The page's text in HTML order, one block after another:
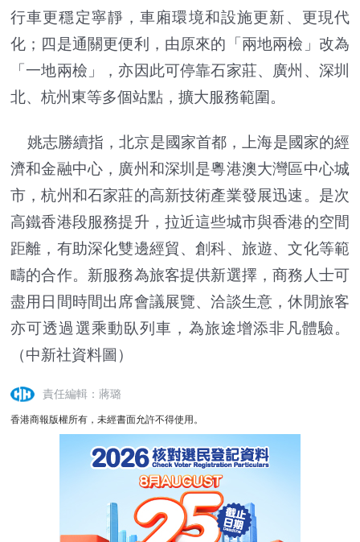
行車更穩定寧靜，車廂環境和設施更新、更現代
化；四是通關更便利，由原來的「兩地兩檢」改為
「一地兩檢」，亦因此可停靠石家莊、廣州、深圳
北、杭州東等多個站點，擴大服務範圍。
姚志勝續指，北京是國家首都，上海是國家的經
濟和金融中心，廣州和深圳是粵港澳大灣區中心城
市，杭州和石家莊的高新技術產業發展迅速。是次
高鐵香港段服務提升，拉近這些城市與香港的空間
距離，有助深化雙邊經貿、創科、旅遊、文化等範
疇的合作。新服務為旅客提供新選擇，商務人士可
盡用日間時間出席會議展覽、洽談生意，休閒旅客
亦可透過選乘動臥列車，為旅途增添非凡體驗。
（中新社資料圖）
責任編輯：蔣璐
香港商報版權所有，未經書面允許不得使用。